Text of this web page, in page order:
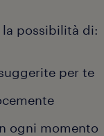
possibilità di:
per te
ogni momento